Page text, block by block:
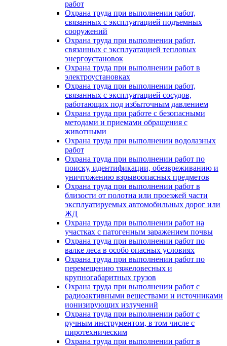
работ
Охрана труда при выполнении работ,
связанных с эксплуатацией подъемных
сооружений
Охрана труда при выполнении работ,
связанных с эксплуатацией тепловых
энергоустановок
Охрана труда при выполнении работ в
электроустановках
Охрана труда при выполнении работ,
связанных с эксплуатацией сосудов,
работающих под избыточным давлением
Охрана труда при работе с безопасными
методами и приемами обращения с
животными
Охрана труда при выполнении водолазных
работ
Охрана труда при выполнении работ по
поиску, идентификации, обезвреживанию и
уничтожению взрывоопасных предметов
Охрана труда при выполнении работ в
близости от полотна или проезжей части
эксплуатируемых автомобильных дорог или
ЖД
Охрана труда при выполнении работ на
участках с патогенным заражением почвы
Охрана труда при выполнении работ по
валке леса в особо опасных условиях
Охрана труда при выполнении работ по
перемещению тяжеловесных и
крупногабаритных грузов
Охрана труда при выполнении работ с
радиоактивными веществами и источниками
ионизирующих излучений
Охрана труда при выполнении работ с
ручным инструментом, в том числе с
пиротехническим
Охрана труда при выполнении работ в